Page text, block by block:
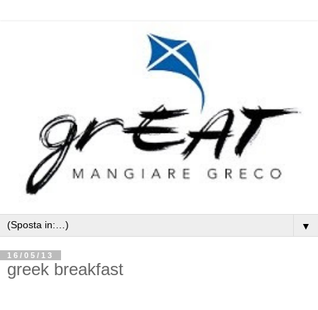
▼
16/05/13
greek breakfast